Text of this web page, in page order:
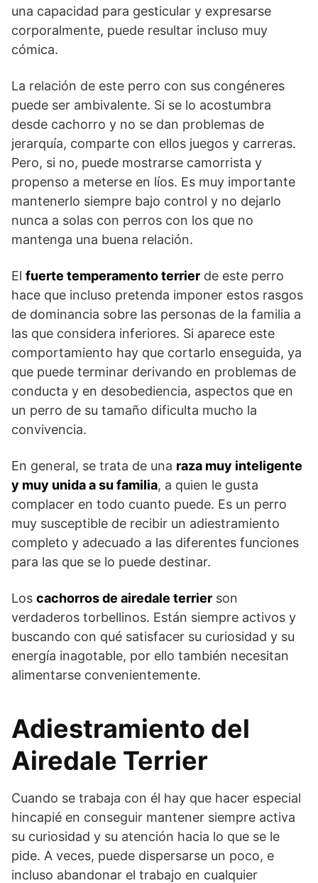
una capacidad para gesticular y expresarse
corporalmente, puede resultar incluso muy
cómica.
La relación de este perro con sus congéneres
puede ser ambivalente. Si se lo acostumbra
desde cachorro y no se dan problemas de
jerarquía, comparte con ellos juegos y carreras.
Pero, si no, puede mostrarse camorrista y
propenso a meterse en líos. Es muy importante
mantenerlo siempre bajo control y no dejarlo
nunca a solas con perros con los que no
mantenga una buena relación.
El fuerte temperamento terrier de este perro
hace que incluso pretenda imponer estos rasgos
de dominancia sobre las personas de la familia a
las que considera inferiores. Si aparece este
comportamiento hay que cortarlo enseguida, ya
que puede terminar derivando en problemas de
conducta y en desobediencia, aspectos que en
un perro de su tamaño dificulta mucho la
convivencia.
En general, se trata de una raza muy inteligente
y muy unida a su familia, a quien le gusta
complacer en todo cuanto puede. Es un perro
muy susceptible de recibir un adiestramiento
completo y adecuado a las diferentes funciones
para las que se lo puede destinar.
Los cachorros de airedale terrier son
verdaderos torbellinos. Están siempre activos y
buscando con qué satisfacer su curiosidad y su
energía inagotable, por ello también necesitan
alimentarse convenientemente.
Adiestramiento del
Airedale Terrier
Cuando se trabaja con él hay que hacer especial
hincapié en conseguir mantener siempre activa
su curiosidad y su atención hacia lo que se le
pide. A veces, puede dispersarse un poco, e
incluso abandonar el trabajo en cualquier